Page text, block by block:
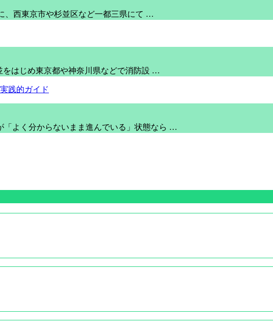
、西東京市や杉並区など一都三県にて …
をはじめ東京都や神奈川県などで消防設 …
「よく分からないまま進んでいる」状態なら …